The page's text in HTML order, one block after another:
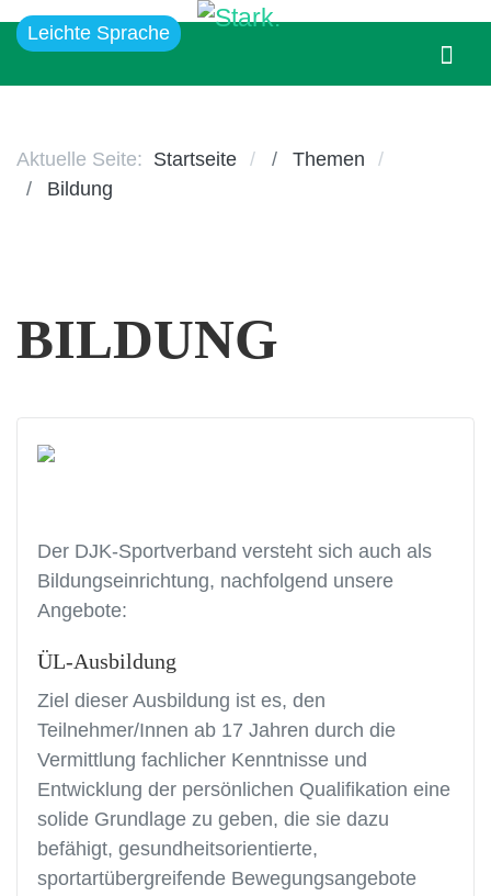
Leichte Sprache
Aktuelle Seite: Startseite
Themen
Bildung
BILDUNG
Der DJK-Sportverband versteht sich auch als
Bildungseinrichtung, nachfolgend unsere
Angebote:
ÜL-Ausbildung
Ziel dieser Ausbildung ist es, den
Teilnehmer/Innen ab 17 Jahren durch die
Vermittlung fachlicher Kenntnisse und
Entwicklung der persönlichen Qualifikation eine
solide Grundlage zu geben, die sie dazu
befähigt, gesundheitsorientierte,
sportartübergreifende Bewegungsangebote